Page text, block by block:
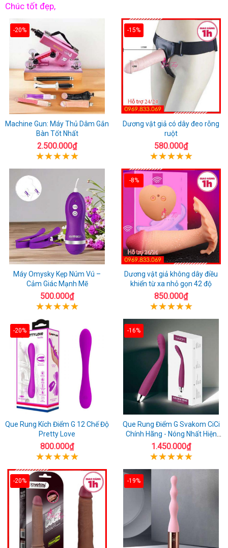
Chúc tốt đẹp,
-20%
Machine Gun: Máy Thủ Dâm Gắn
Bàn Tốt Nhất
2.500.000₫
-15%
Dương vật giả có dây đeo rỗng
ruột
580.000₫
Máy Omysky Kẹp Núm Vú –
Cảm Giác Mạnh Mẽ
500.000₫
-8%
Dương vật giả không dây điều
khiển từ xa nhỏ gọn 42 độ
850.000₫
-20%
Que Rung Kích Điểm G 12 Chế Độ
Pretty Love
800.000₫
-16%
Que Rung Điểm G Svakom CiCi
Chính Hãng - Nóng Nhất Hiện
Nay
1.450.000₫
-20% -19%